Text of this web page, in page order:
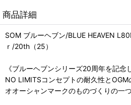
商品詳細
SOM ブルーヘブン/BLUE HEAVEN
ｒ/20th（25）
《ブルーヘブンシリーズ20周年を記念
NO LIMITSコンセプトの耐久性と
オオーシャンマークのものづくりの一